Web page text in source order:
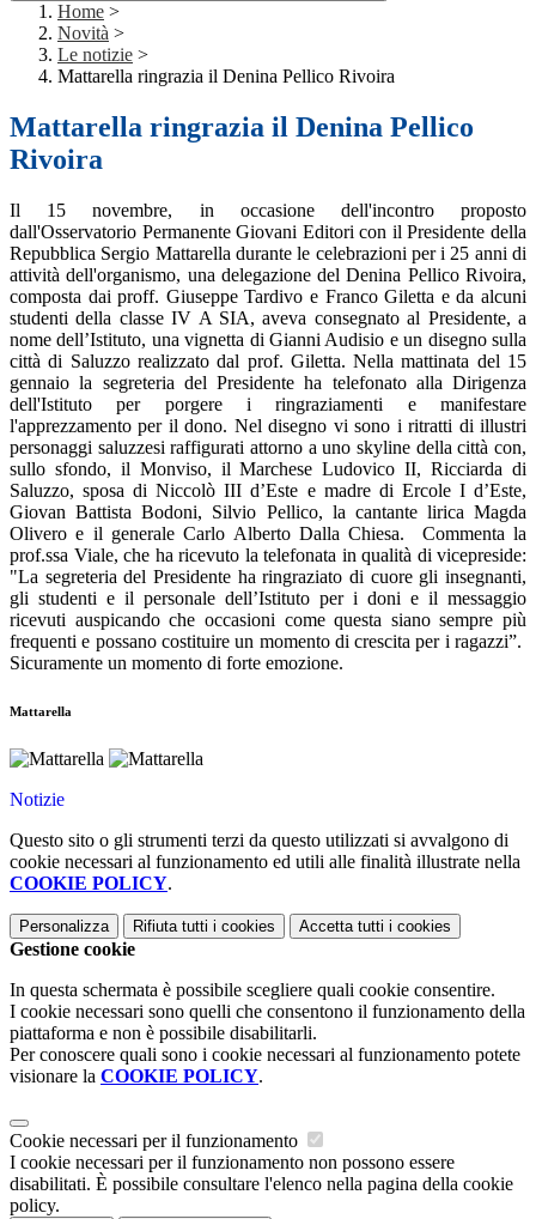
Home >
Novità >
Le notizie >
Mattarella ringrazia il Denina Pellico Rivoira
Mattarella ringrazia il Denina Pellico
Rivoira
Il 15 novembre, in occasione dell'incontro proposto
dall'Osservatorio Permanente Giovani Editori con il Presidente della
Repubblica Sergio Mattarella durante le celebrazioni per i 25 anni di
attività dell'organismo, una delegazione del Denina Pellico Rivoira,
composta dai proff. Giuseppe Tardivo e Franco Giletta e da alcuni
studenti della classe IV A SIA, aveva consegnato al Presidente, a
nome dell’Istituto, una vignetta di Gianni Audisio e un disegno sulla
città di Saluzzo realizzato dal prof. Giletta. Nella mattinata del 15
gennaio la segreteria del Presidente ha telefonato alla Dirigenza
dell'Istituto per porgere i ringraziamenti e manifestare
l'apprezzamento per il dono. Nel disegno vi sono i ritratti di illustri
personaggi saluzzesi raffigurati attorno a uno skyline della città con,
sullo sfondo, il Monviso, il Marchese Ludovico II, Ricciarda di
Saluzzo, sposa di Niccolò III d’Este e madre di Ercole I d’Este,
Giovan Battista Bodoni, Silvio Pellico, la cantante lirica Magda
Olivero e il generale Carlo Alberto Dalla Chiesa. Commenta la
prof.ssa Viale, che ha ricevuto la telefonata in qualità di vicepreside:
"La segreteria del Presidente ha ringraziato di cuore gli insegnanti,
gli studenti e il personale dell’Istituto per i doni e il messaggio
ricevuti auspicando che occasioni come questa siano sempre più
frequenti e possano costituire un momento di crescita per i ragazzi”.
Sicuramente un momento di forte emozione.
Mattarella
Notizie
Questo sito o gli strumenti terzi da questo utilizzati si avvalgono di
cookie necessari al funzionamento ed utili alle finalità illustrate nella
COOKIE POLICY.
Personalizza Rifiuta tutti i cookies Accetta tutti i cookies
Gestione cookie
In questa schermata è possibile scegliere quali cookie consentire.
I cookie necessari sono quelli che consentono il funzionamento della
piattaforma e non è possibile disabilitarli.
Per conoscere quali sono i cookie necessari al funzionamento potete
visionare la COOKIE POLICY.
Cookie necessari per il funzionamento
I cookie necessari per il funzionamento non possono essere
disabilitati. È possibile consultare l'elenco nella pagina della cookie
policy.